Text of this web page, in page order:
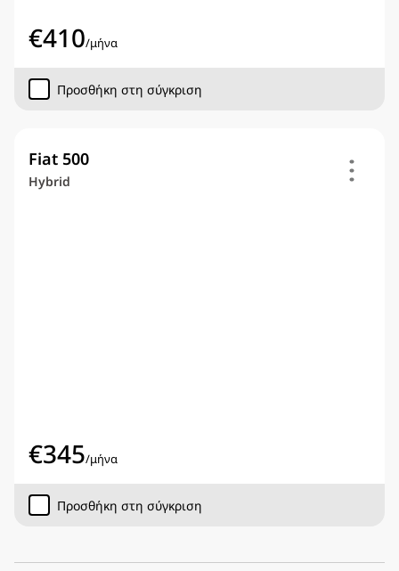
€410/μήνα
Προσθήκη στη σύγκριση
Fiat 500
Hybrid
€345/μήνα
Προσθήκη στη σύγκριση